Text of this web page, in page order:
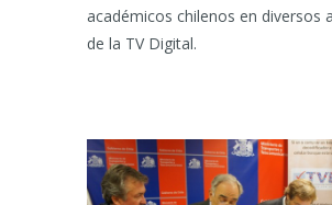
académicos chilenos en diversos
de la TV Digital.